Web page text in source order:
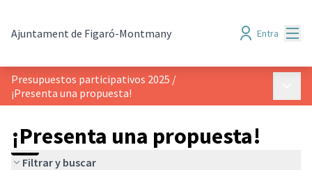
Ajuntament de Figaró-Montmany Entra
Presupuestos participativos 2025 /
¡Presenta una propuesta!
¡Presenta una propuesta!
Filtrar y buscar